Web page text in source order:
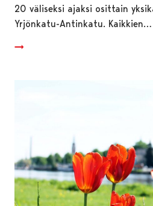
20 väliseksi ajaksi osittain
Yrjönkatu-Antinkatu. Kaikkien…